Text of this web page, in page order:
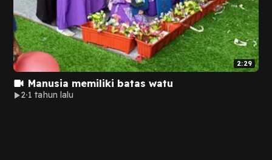
2:29
Manusia memiliki batas watu
2 1 tahun lalu